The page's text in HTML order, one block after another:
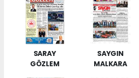
SARAY
GÖZLEM
SAYGIN
MALKARA